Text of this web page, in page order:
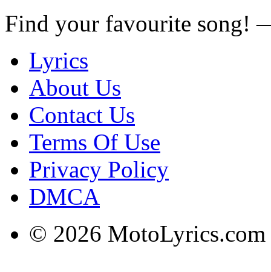
Find your favourite song!
Lyrics
About Us
Contact Us
Terms Of Use
Privacy Policy
DMCA
© 2026 MotoLyrics.com